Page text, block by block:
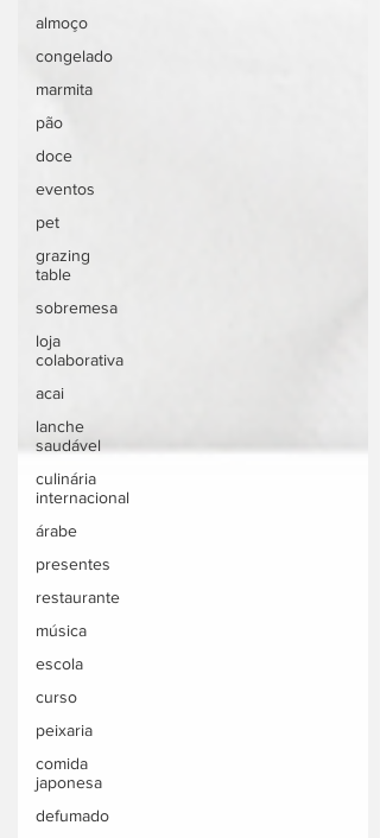
almoço
congelado
marmita
pão
doce
eventos
pet
grazing
table
sobremesa
loja
colaborativa
acai
lanche
saudável
culinária
internacional
árabe
presentes
restaurante
música
escola
curso
peixaria
comida
japonesa
defumado